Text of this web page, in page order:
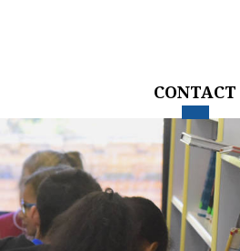
CONTACT